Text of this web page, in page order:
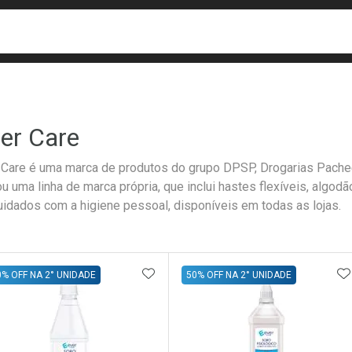
Care
é uma marca de produtos do grupo DPSP, Drogarias
uma linha de marca própria, que inclui hastes flexíveis,
com a higiene pessoal, disponíveis em todas as lojas.
OFF NA 2° UNIDADE ADICIONAR AOS FAVORITOS
50% OFF NA 2° UNIDADE